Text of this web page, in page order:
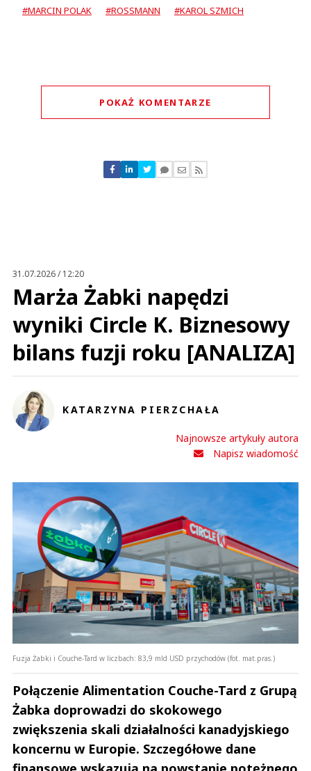
#MARCIN POLAK
#ROSSMANN #KAROL SZMICH
POKAŻ KOMENTARZE
Nie znaleziono komentarzy
Zostaw swoje komentarze
31.07.2026 / 12:20
Marża Żabki napędzi
wyniki Circle K. Biznesowy
bilans fuzji roku [ANALIZA]
KATARZYNA PIERZCHAŁA
Najnowsze artykuły autora
Napisz wiadomość
Fuzja Żabki i Couche-Tard w liczbach: 83,9 mld USD przychodów (fot. mat.pras.)
Połączenie Alimentation Couche-Tard z Grupą
Żabka doprowadzi do skokowego
zwiększenia skali działalności kanadyjskiego
koncernu w Europie. Szczegółowe dane